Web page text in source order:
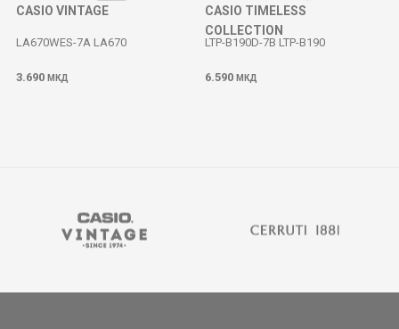
CASIO VINTAGE
LA670WES-7A LA670
3.690 МКД
CASIO TIMELESS
COLLECTION
LTP-B190D-7B LTP-B190
6.590 МКД